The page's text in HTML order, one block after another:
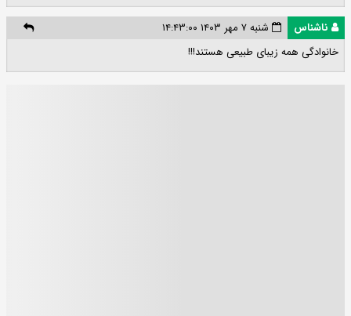
ناشناس
شنبه ۷ مهر ۱۴۰۳ ۱۴:۴۳:۰۰
خانوادگی همه زیبای طبیعی هستند!!!